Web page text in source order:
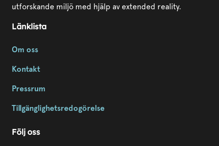
utforskande miljö med hjälp av extended reality.
Länklista
Om oss
Kontakt
Pressrum
Tillgänglighetsredogörelse
Följ oss